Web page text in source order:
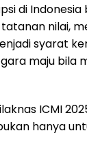
di
nilai,
syarat
maju bila
ICMI
hanya